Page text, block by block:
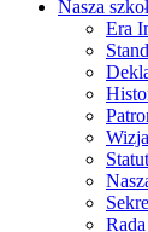
Nasza
Era